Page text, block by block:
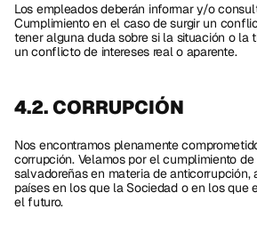
Los empleados deberán informar y/o
Cumplimiento en el caso de surgir un
tener alguna duda sobre si la situación o la
un conflicto de intereses real o aparente.
4.2. CORRUPCIÓN
Nos encontramos plenamente
corrupción. Velamos por el cumplimiento
salvadoreñas en materia de anticorrupción,
países en los que la Sociedad o en los que
el futuro.